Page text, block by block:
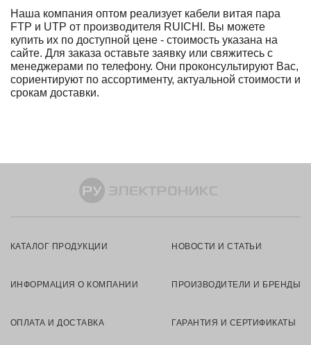
Наша компания оптом реализует кабели витая пара
FTP и UTP от производителя RUICHI. Вы можете
купить их по доступной цене - стоимость указана на
сайте. Для заказа оставьте заявку или свяжитесь с
менеджерами по телефону. Они проконсультируют Вас,
сориентируют по ассортименту, актуальной стоимости и
срокам доставки.
КАТАЛОГ ПРОДУКЦИИ НОВОСТИ И СТАТЬИ
ИНФОРМАЦИЯ О КОМПАНИИ ПРОИЗВОДИТЕЛИ И БРЕНДЫ
ОПЛАТА И ДОСТАВКА ГАРАНТИЯ И СЕРТИФИКАТЫ